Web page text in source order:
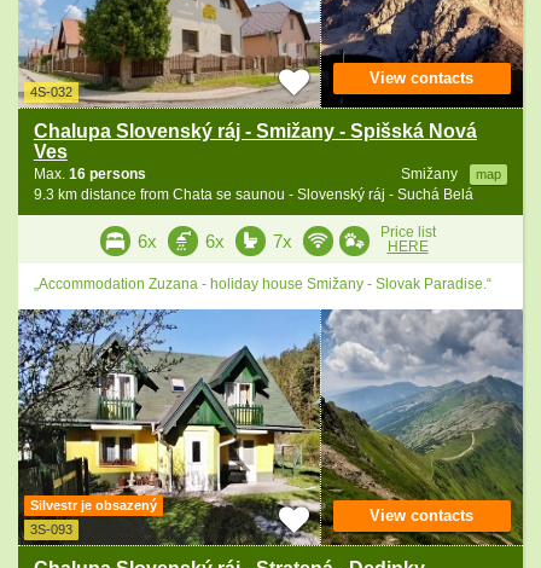
4S-032
Chalupa Slovenský ráj - Smižany - Spišská Nová
Ves
Smižany map
Max. 16 persons
9.3 km distance from Chata se saunou - Slovenský ráj - Suchá Belá
View contacts
6x 6x 7x
Price list
HERE
„Accommodation Zuzana - holiday house Smižany - Slovak Paradise.“
Silvestr je obsazený
3S-093
View contacts